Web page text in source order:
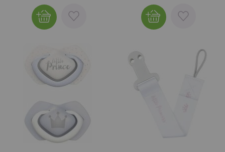
ДОБАВИ
ДОБАВИ